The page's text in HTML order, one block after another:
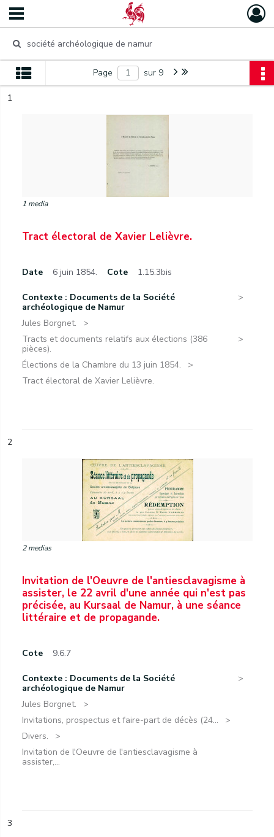
Page sur 9
1
1 media
Tract électoral de Xavier Lelièvre.
Date 6 juin 1854. Cote 1.15.3bis
Contexte : Documents de la Société
archéologique de Namur
Jules Borgnet.
Tracts et documents relatifs aux élections (386
pièces).
Élections de la Chambre du 13 juin 1854.
Tract électoral de Xavier Lelièvre.
2
2 medias
Invitation de l'Oeuvre de l'antiesclavagisme à
assister, le 22 avril d'une année qui n'est pas
précisée, au Kursaal de Namur, à une séance
littéraire et de propagande.
Cote 9.6.7
Contexte : Documents de la Société
archéologique de Namur
Jules Borgnet.
Invitations, prospectus et faire-part de décès (24...
Divers.
Invitation de l'Oeuvre de l'antiesclavagisme à
assister,...
3